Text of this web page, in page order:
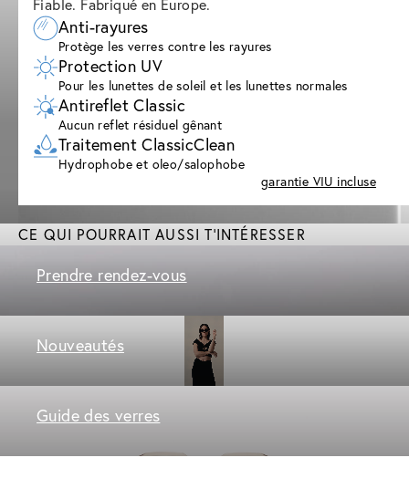
Fiable. Fabriqué en Europe.
Anti-rayures
Protège les verres contre les rayures
Protection UV
Pour les lunettes de soleil et les lunettes normales
Antireflet Classic
Aucun reflet résiduel gênant
Traitement ClassicClean
Hydrophobe et oleo/salophobe
garantie VIU incluse
CE QUI POURRAIT AUSSI T'INTÉRESSER
Prendre rendez-vous
Nouveautés
Guide des verres